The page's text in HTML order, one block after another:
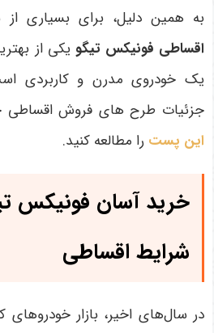
به همین دلیل، برای بسیاری از
اقساطی فونیکس تیگو یکی از
یک خودروی مدرن و کاربردی
جزئیات طرح های فروش اقساطی
این پست را مطالعه کنید.
خرید آسان فونیکس
شرایط اقساطی
در سال‌های اخیر، بازار خودروهای